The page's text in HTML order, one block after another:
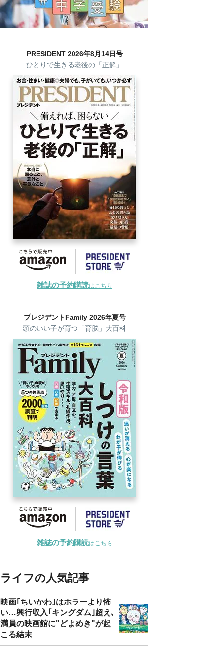
PRESIDENT 2026年8月14日号
ひとりで生きる老後の「正解」
雑誌の予約購読はこちら
プレジデントFamily 2026年夏号
頭のいい子が育つ「育脳」大百科
雑誌の予約購読はこちら
ライフの人気記事
映画｢ちいかわ｣はホラーより怖
い…興行収入｢キングダム｣超え､
満員の映画館に"どよめき"が起
こる結末